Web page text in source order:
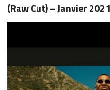
(Raw Cut) – Janvier 2021